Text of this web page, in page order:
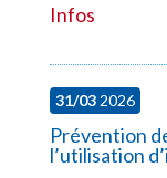
Infos
31/032026
Prévention
l’utilisation